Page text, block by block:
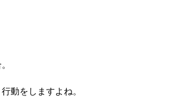
動をしますよね。